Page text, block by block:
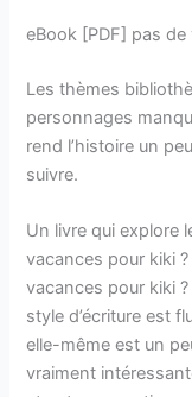
eBook [PDF] pas
Les thèmes
personnages
rend l’histoire un
suivre.
Un livre qui explore
vacances pour kiki
vacances pour kiki
style d’écriture est
elle-même est un
vraiment